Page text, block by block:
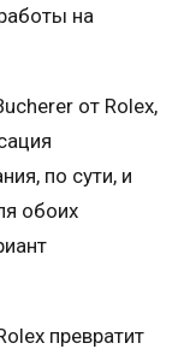
на
от Rolex,
по сути, и
обоих
превратит